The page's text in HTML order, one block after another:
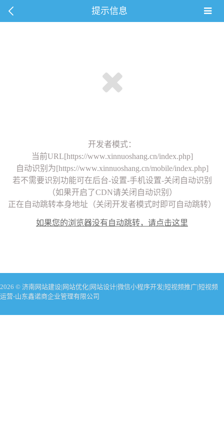
提示信息
开发者模式：
当前URL[https://www.xinnuoshang.cn/index.php]
自动识别为[https://www.xinnuoshang.cn/mobile/index.php]
若不需要识别功能可在后台-设置-手机设置-关闭自动识别
（如果开启了CDN请关闭自动识别）
正在自动跳转本身地址（关闭开发者模式时即可自动跳转）
如果您的浏览器没有自动跳转，请点击这里
2026 © 济南网站建设|网站优化|网站设计|微信小程序开发|短视频推广|短视频
运营-山东鑫诺商企业管理有限公司